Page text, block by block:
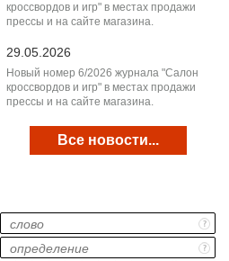
кроссвордов и игр" в местах продажи
прессы и на сайте магазина.
29.05.2026
Новый номер 6/2026 журнала "Салон
кроссвордов и игр" в местах продажи
прессы и на сайте магазина.
Все новости...